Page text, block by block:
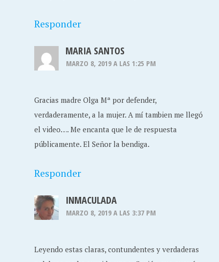
Responder
MARIA SANTOS
MARZO 8, 2019 A LAS 1:25 PM
Gracias madre Olga Mª por defender,
verdaderamente, a la mujer. A mí tambien me llegó
el video…. Me encanta que le de respuesta
públicamente. El Señor la bendiga.
Responder
INMACULADA
MARZO 8, 2019 A LAS 3:37 PM
Leyendo estas claras, contundentes y verdaderas